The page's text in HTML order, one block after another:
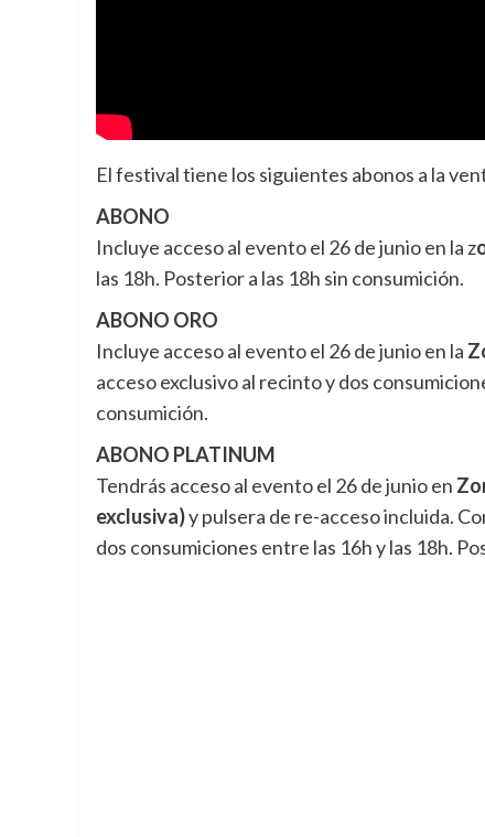
El festival tiene los siguientes abonos a la
ABONO
Incluye acceso al evento el 26 de junio en la z
las 18h. Posterior a las 18h sin consumición.
ABONO ORO
Incluye acceso al evento el 26 de junio en la
acceso exclusivo al recinto y dos
consumición.
ABONO PLATINUM
Tendrás acceso al evento el 26 de junio en
exclusiva)y pulsera de re-acceso incluida.
dos consumiciones entre las 16h y las 18h.